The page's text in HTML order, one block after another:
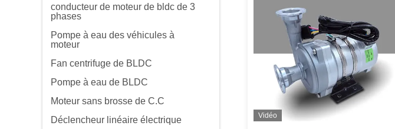
conducteur de moteur de bldc de 3
phases
Pompe à eau des véhicules à
moteur
Fan centrifuge de BLDC
Pompe à eau de BLDC
Moteur sans brosse de C.C
Déclencheur linéaire électrique
Vidéo